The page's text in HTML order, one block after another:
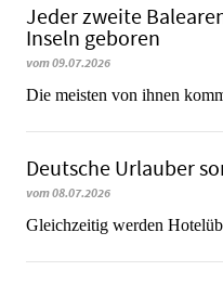
Jeder zweite
Inseln geboren
vom 09.07.2026
Die meisten von ihnen
Deutsche Urlauber
vom 08.07.2026
Gleichzeitig werden